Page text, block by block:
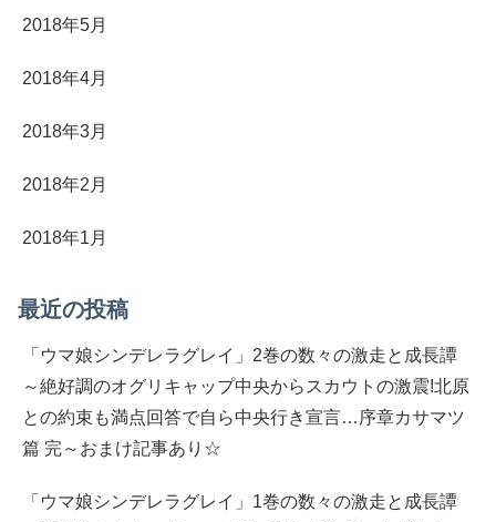
2018年5月
2018年4月
2018年3月
2018年2月
2018年1月
最近の投稿
「ウマ娘シンデレラグレイ」2巻の数々の激走と成長譚
～絶好調のオグリキャップ中央からスカウトの激震!北原
との約束も満点回答で自ら中央行き宣言…序章カサマツ
篇 完～おまけ記事あり☆
「ウマ娘シンデレラグレイ」1巻の数々の激走と成長譚